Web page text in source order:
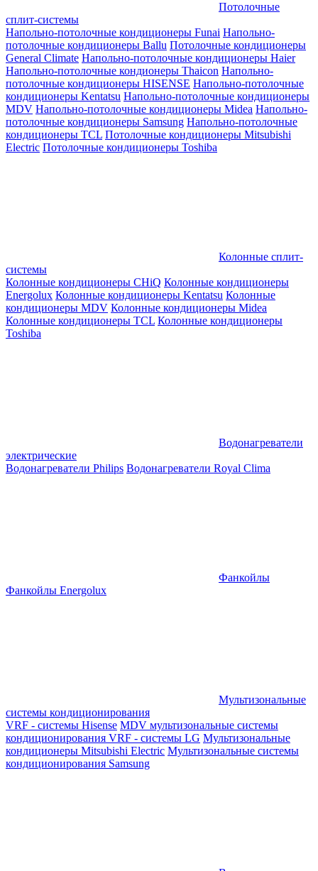
Потолочные
сплит-системы
Напольно-потолочные кондиционеры Funai Напольно-
потолочные кондиционеры Ballu Потолочные кондиционеры
General Climate Напольно-потолочные кондиционеры Haier
Напольно-потолочные кондионеры Thaicon Напольно-
потолочные кондиционеры HISENSE Напольно-потолочные
кондиционеры Kentatsu Напольно-потолочные кондиционеры
MDV Напольно-потолочные кондиционеры Midea Напольно-
потолочные кондиционеры Samsung Напольно-потолочные
кондиционеры TCL Потолочные кондиционеры Mitsubishi
Electric Потолочные кондиционеры Toshiba
Колонные сплит-
системы
Колонные кондиционеры CHiQ Колонные кондиционеры
Energolux Колонные кондиционеры Kentatsu Колонные
кондиционеры MDV Колонные кондиционеры Midea
Колонные кондиционеры TCL Колонные кондиционеры
Toshiba
Водонагреватели
электрические
Водонагреватели Philips Водонагреватели Royal Clima
Фанкойлы
Фанкойлы Energolux
Мультизональные
системы кондиционирования
VRF - системы Hisense MDV мультизональные системы
кондиционирования VRF - системы LG Мультизональные
кондиционеры Mitsubishi Electric Мультизональные системы
кондиционирования Samsung